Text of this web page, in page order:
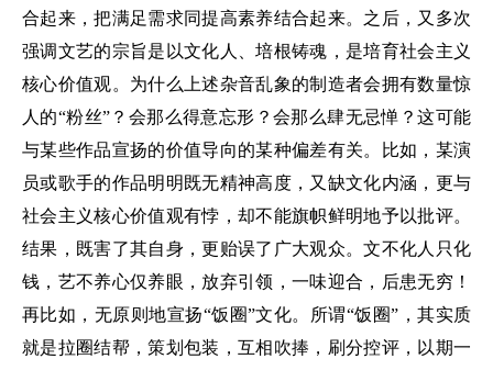
合起来，把满足需求同提高素养结合起来。之后，又多次
强调文艺的宗旨是以文化人、培根铸魂，是培育社会主义
核心价值观。为什么上述杂音乱象的制造者会拥有数量惊
人的“粉丝”？会那么得意忘形？会那么肆无忌惮？这可能
与某些作品宣扬的价值导向的某种偏差有关。比如，某演
员或歌手的作品明明既无精神高度，又缺文化内涵，更与
社会主义核心价值观有悖，却不能旗帜鲜明地予以批评。
结果，既害了其自身，更贻误了广大观众。文不化人只化
钱，艺不养心仅养眼，放弃引领，一味迎合，后患无穷！
再比如，无原则地宣扬“饭圈”文化。所谓“饭圈”，其实质
就是拉圈结帮，策划包装，互相吹捧，刷分控评，以期一